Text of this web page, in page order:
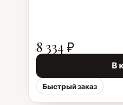
8 334 ₽
В
Быстрый заказ